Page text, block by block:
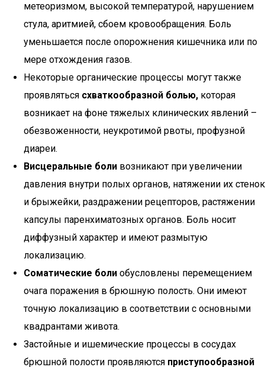
метеоризмом, высокой температурой, нарушением
стула, аритмией, сбоем кровообращения. Боль
уменьшается после опорожнения кишечника или по
мере отхождения газов.
Некоторые органические процессы могут также
проявляться схваткообразной болью, которая
возникает на фоне тяжелых клинических явлений –
обезвоженности, неукротимой рвоты, профузной
диареи.
Висцеральные боли возникают при увеличении
давления внутри полых органов, натяжении их стенок
и брыжейки, раздражении рецепторов, растяжении
капсулы паренхиматозных органов. Боль носит
диффузный характер и имеют размытую
локализацию.
Соматические боли обусловлены перемещением
очага поражения в брюшную полость. Они имеют
точную локализацию в соответствии с основными
квадрантами живота.
Застойные и ишемические процессы в сосудах
брюшной полости проявляются приступообразной